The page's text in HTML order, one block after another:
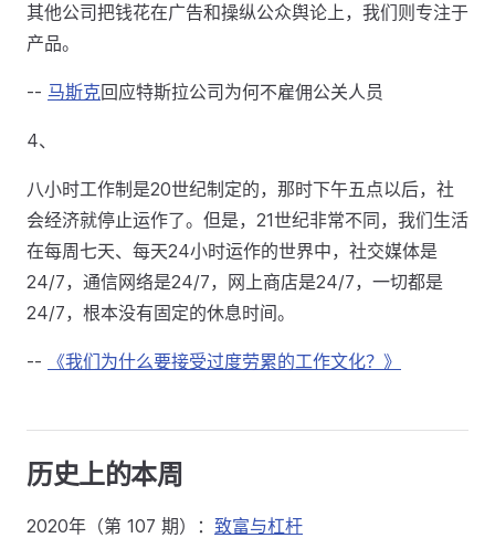
其他公司把钱花在广告和操纵公众舆论上，我们则专注于
产品。
-- 马斯克回应特斯拉公司为何不雇佣公关人员
4、
八小时工作制是20世纪制定的，那时下午五点以后，社
会经济就停止运作了。但是，21世纪非常不同，我们生活
在每周七天、每天24小时运作的世界中，社交媒体是
24/7，通信网络是24/7，网上商店是24/7，一切都是
24/7，根本没有固定的休息时间。
-- 《我们为什么要接受过度劳累的工作文化？》
历史上的本周
2020年（第 107 期）： 致富与杠杆